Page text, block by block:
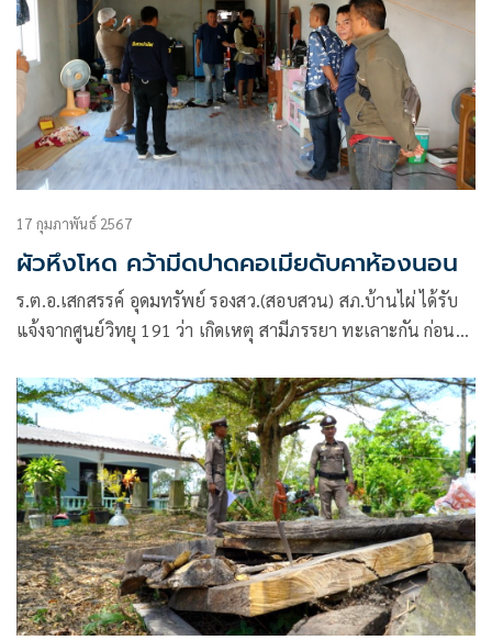
17 กุมภาพันธ์ 2567
ผัวหึงโหด คว้ามีดปาดคอเมียดับคาห้องนอน
ร.ต.อ.เสกสรรค์ อุดมทรัพย์ รองสว.(สอบสวน) สภ.บ้านไผ่ ได้รับ
แจ้งจากศูนย์วิทยุ 191 ว่า เกิดเหตุ สามีภรรยา ทะเลาะกัน ก่อนที่
เกิดที่บ้านเลขที่ 77 บ.หนองดู่ ม.3 ต.ป่าปอ อ.บ้านไผ่ จ.ขอนแก่น
หลังรับแจ้งจึงรายงานให้ผู้บังคับ